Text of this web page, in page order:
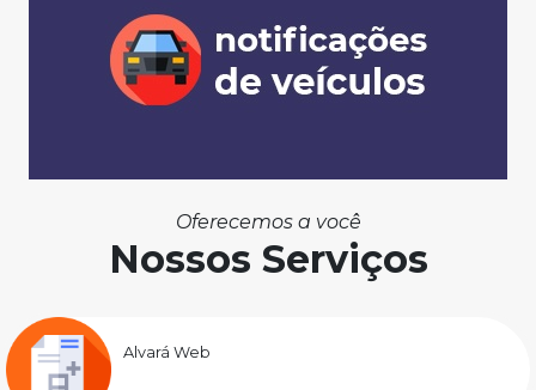
Oferecemos a você
Nossos Serviços
Alvará Web